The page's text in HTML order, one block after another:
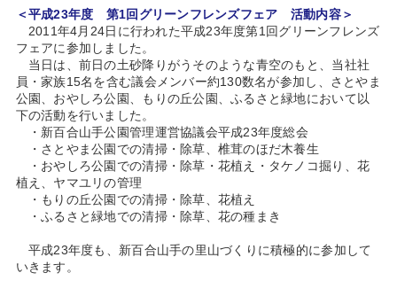
＜平成23年度 第1回グリーンフレンズフェア 活動内容＞
2011年4月24日に行われた平成23年度第1回グリーンフレンズ
フェアに参加しました。
当日は、前日の土砂降りがうそのような青空のもと、当社社
員・家族15名を含む議会メンバー約130数名が参加し、さとやま
公園、おやしろ公園、もりの丘公園、ふるさと緑地において以
下の活動を行いました。
・新百合山手公園管理運営協議会平成23年度総会
・さとやま公園での清掃・除草、椎茸のほだ木養生
・おやしろ公園での清掃・除草・花植え・タケノコ掘り、花
植え、ヤマユリの管理
・もりの丘公園での清掃・除草、花植え
・ふるさと緑地での清掃・除草、花の種まき
平成23年度も、新百合山手の里山づくりに積極的に参加して
いきます。